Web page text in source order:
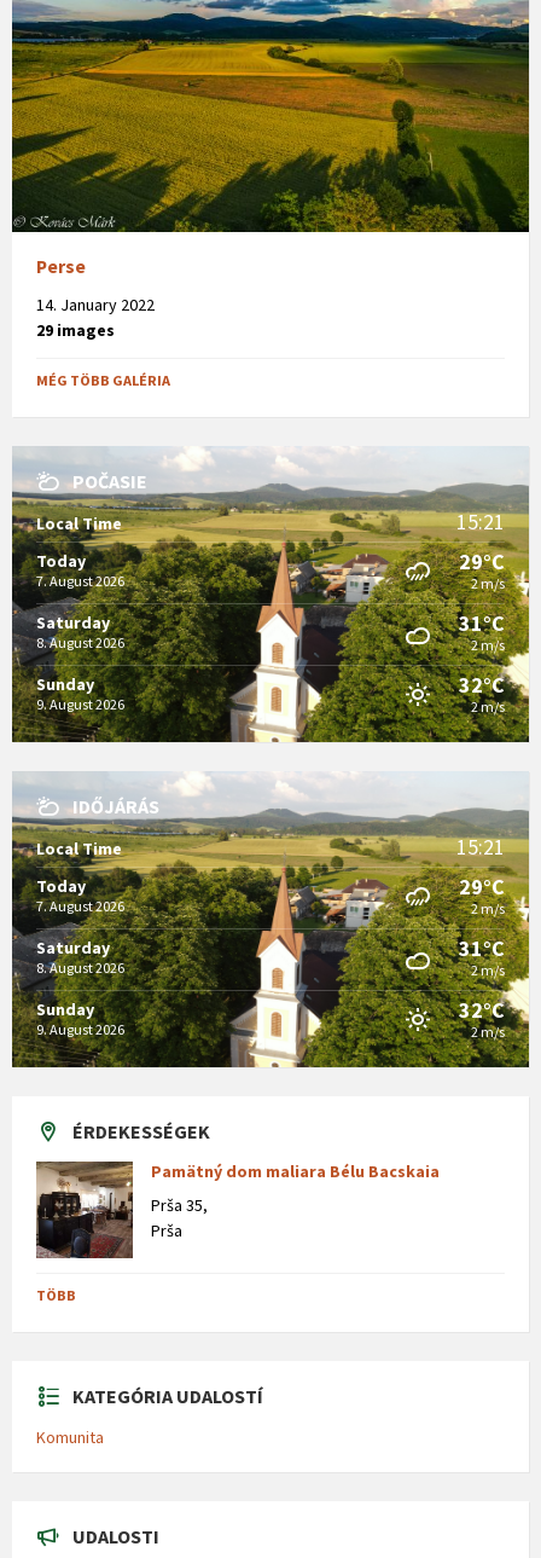
Perse
14. January 2022
29 images
MÉG TÖBB GALÉRIA
POČASIE
Local Time 15:21
Today
7. August 2026
29°C
2 m/s
Saturday
8. August 2026
31°C
2 m/s
Sunday
9. August 2026
32°C
2 m/s
IDŐJÁRÁS
Local Time 15:21
Today
7. August 2026
29°C
2 m/s
Saturday
8. August 2026
31°C
2 m/s
Sunday
9. August 2026
32°C
2 m/s
ÉRDEKESSÉGEK
Pamätný dom maliara Bélu Bacskaia
Prša 35,
Prša
TÖBB
KATEGÓRIA UDALOSTÍ
Komunita
UDALOSTI